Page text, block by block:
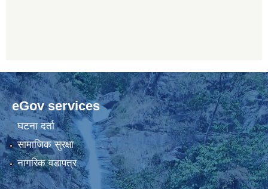
eGov services
घटना दर्ता
सामाजिक सुरक्षा
नागरिक वडापत्र